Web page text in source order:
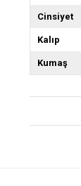
Cinsiyet
Kalıp
Kumaş